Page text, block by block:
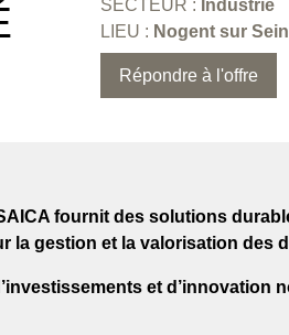
SECTEUR : Industrie
LIEU : Nogent sur
Répondre à l'offre
fournit des solutions
la gestion et la valorisation des
et d’innovation